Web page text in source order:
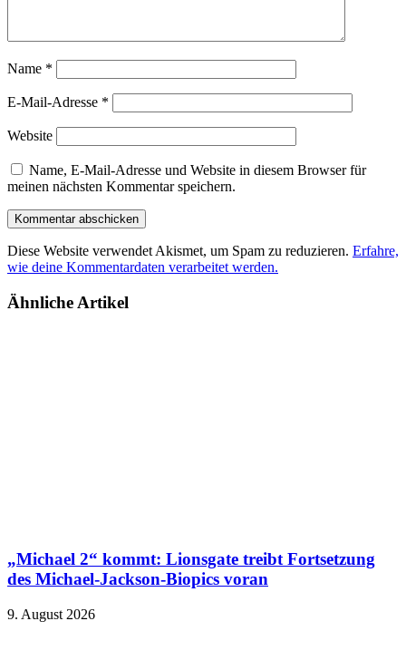
Name *
E-Mail-Adresse *
Website
Name, E-Mail-Adresse und Website in diesem Browser für
meinen nächsten Kommentar speichern.
Diese Website verwendet Akismet, um Spam zu reduzieren. Erfahre,
wie deine Kommentardaten verarbeitet werden.
Ähnliche Artikel
„Michael 2“ kommt: Lionsgate treibt Fortsetzung
des Michael-Jackson-Biopics voran
9. August 2026